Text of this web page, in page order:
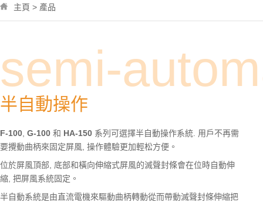
主頁 > 產品
semi-
半自動操作
F-100 G-100 和 HA-150 系列可選擇半自動操作系統. 用戶不再需
要攪動曲柄來固定屏風, 操作體驗更加輕松方便。
位於屏風頂部, 底部和橫向伸縮式屏風的滅聲封條會在位時自動伸
縮, 把屏風系統固定。
半自動系統是由直流電機來驅動曲柄轉動從而帶動滅聲封條伸縮把